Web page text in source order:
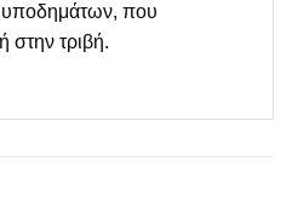
υποδημάτων, που
στην τριβή.